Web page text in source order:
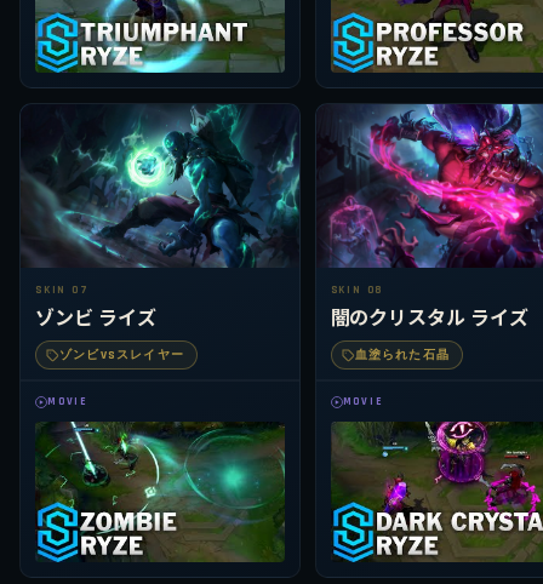
SKIN 07
ゾンビ ライズ
ゾンビVSスレイヤー
MOVIE
SKIN 08
闇のクリスタル ライズ
血塗られた石晶
MOVIE